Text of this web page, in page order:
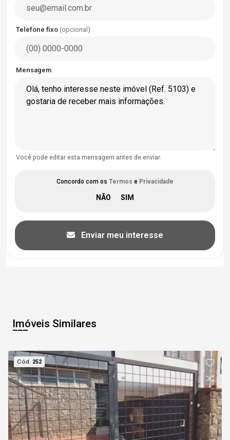
Telefone fixo (opcional)
Mensagem
Você pode editar esta mensagem antes de enviar.
Concordo com os Termos e Privacidade
Enviar meu interesse
Imóveis Similares
Cód. 252